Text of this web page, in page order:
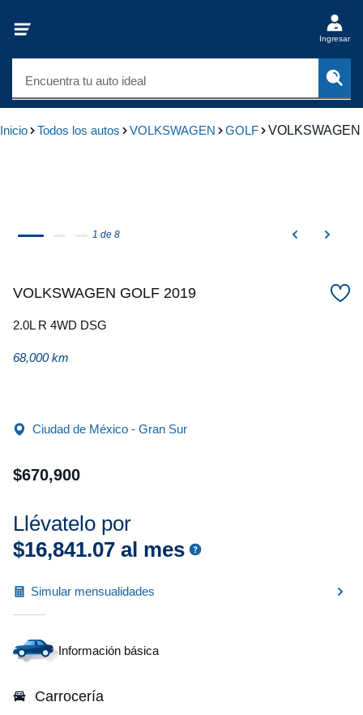
Ingresar
Encuentra tu auto ideal
Inicio Todos los autos VOLKSWAGEN GOLF
1 de 8
VOLKSWAGEN GOLF 2019
2.0L R 4WD DSG
68,000 km
Ciudad de México - Gran Sur
$670,900
Llévatelo por
$16,841.07 al mes
Simular mensualidades
Información básica
Carrocería